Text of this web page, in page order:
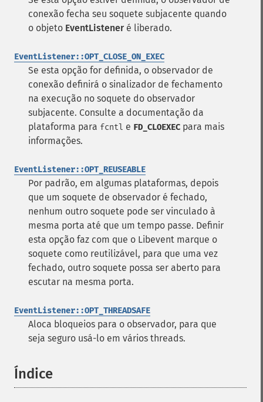
conexão fecha seu soquete subjacente quando
o objeto EventListeneré liberado.
EventListener::OPT_CLOSE_ON_EXEC
Se esta opção for definida, o observador de
conexão definirá o sinalizador de fechamento
na execução no soquete do observador
subjacente. Consulte a documentação da
plataforma para fcntl e FD_CLOEXEC para mais
informações.
EventListener::OPT_REUSEABLE
Por padrão, em algumas plataformas, depois
que um soquete de observador é fechado,
nenhum outro soquete pode ser vinculado à
mesma porta até que um tempo passe. Definir
esta opção faz com que o Libevent marque o
soquete como reutilizável, para que uma vez
fechado, outro soquete possa ser aberto para
escutar na mesma porta.
EventListener::OPT_THREADSAFE
Aloca bloqueios para o observador, para que
seja seguro usá-lo em vários threads.
Índice